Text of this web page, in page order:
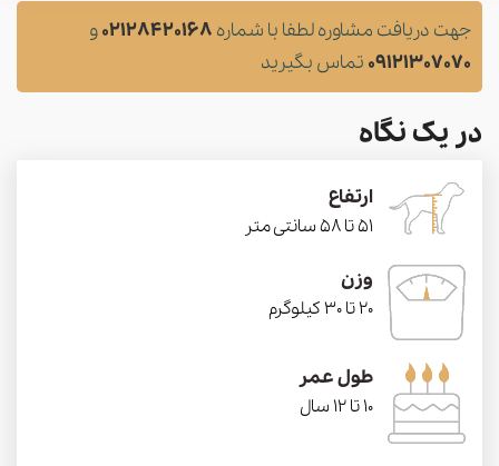
جهت دریافت مشاوره لطفا با شماره 02128420168و
09121307070 تماس بگیرید
در یک نگاه
ارتفاع
51 تا 58 سانتی متر
وزن
20 تا 30 کیلوگرم
طول عمر
10 تا 12 سال